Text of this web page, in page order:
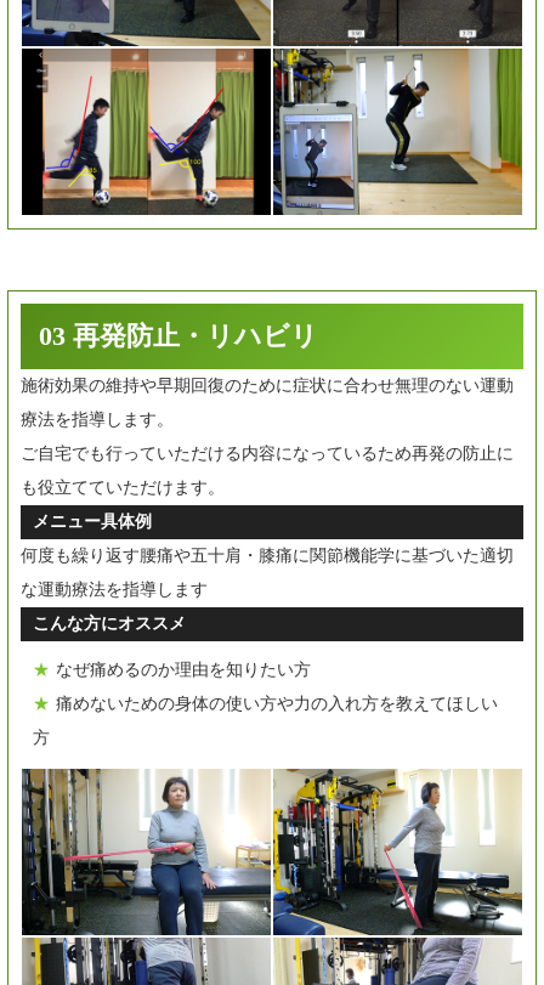
03 再発防止・リハビリ
施術効果の維持や早期回復のために症状に合わせ無理のない運動
療法を指導します。
ご自宅でも行っていただける内容になっているため再発の防止に
も役立てていただけます。
メニュー具体例
何度も繰り返す腰痛や五十肩・膝痛に関節機能学に基づいた適切
な運動療法を指導します
こんな方にオススメ
なぜ痛めるのか理由を知りたい方
痛めないための身体の使い方や力の入れ方を教えてほしい
方